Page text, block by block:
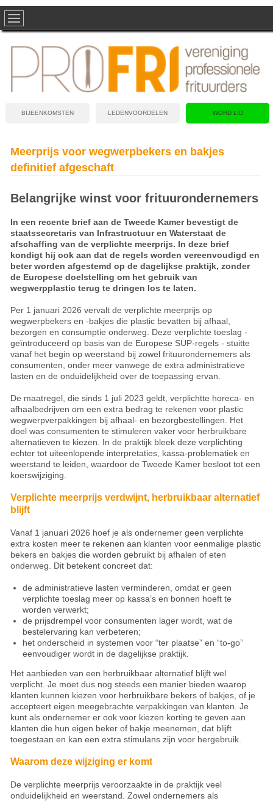
BIJEENKOMSTEN LEDENVOORDELEN WORD LID
Meerprijs voor wegwerpbekers en bakjes
definitief afgeschaft
Belangrijke winst voor frituurondernemers
In een recente brief aan de Tweede Kamer bevestigt de
staatssecretaris van Infrastructuur en Waterstaat de
afschaffing van de verplichte meerprijs. In deze brief
kondigt hij ook aan dat de regels worden vereenvoudigd en
beter worden afgestemd op de dagelijkse praktijk, zonder
de Europese doelstelling om het gebruik van
wegwerpplastic terug te dringen los te laten.
Per 1 januari 2026 vervalt de verplichte meerprijs op
wegwerpbekers en -bakjes die plastic bevatten bij afhaal,
bezorgen en consumptie onderweg. Deze verplichte toeslag -
geïntroduceerd op basis van de Europese SUP-regels - stuitte
vanaf het begin op weerstand bij zowel frituurondernemers als
consumenten, onder meer vanwege de extra administratieve
lasten en de onduidelijkheid over de toepassing ervan.
De maatregel, die sinds 1 juli 2023 geldt, verplichtte horeca- en
afhaalbedrijven om een extra bedrag te rekenen voor plastic
wegwerpverpakkingen bij afhaal- en bezorgbestellingen. Het
doel was consumenten te stimuleren vaker voor herbruikbare
alternatieven te kiezen. In de praktijk bleek deze verplichting
echter tot uiteenlopende interpretaties, kassa-problematiek en
weerstand te leiden, waardoor de Tweede Kamer besloot tot een
koerswijziging.
Verplichte meerprijs verdwijnt, herbruikbaar alternatief
blijft
Vanaf 1 januari 2026 hoef je als ondernemer geen verplichte
extra kosten meer te rekenen aan klanten voor eenmalige plastic
bekers en bakjes die worden gebruikt bij afhalen of eten
onderweg. Dit betekent concreet dat:
de administratieve lasten verminderen, omdat er geen
verplichte toeslag meer op kassa’s en bonnen hoeft te
worden verwerkt;
de prijsdrempel voor consumenten lager wordt, wat de
bestelervaring kan verbeteren;
het onderscheid in systemen voor “ter plaatse” en “to-go”
eenvoudiger wordt in de dagelijkse praktijk.
Het aanbieden van een herbruikbaar alternatief blijft wel
verplicht. Je moet dus nog steeds een manier bieden waarop
klanten kunnen kiezen voor herbruikbare bekers of bakjes, of je
accepteert eigen meegebrachte verpakkingen van klanten. Je
kunt als ondernemer er ook voor kiezen korting te geven aan
klanten die hun eigen beker of bakje meenemen, dat blijft
toegestaan en kan een extra stimulans zijn voor hergebruik.
Waarom deze wijziging er komt
De verplichte meerprijs veroorzaakte in de praktijk veel
onduidelijkheid en weerstand. Zowel ondernemers als